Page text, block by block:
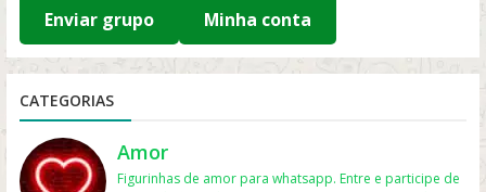
Enviar grupo Minha conta
CATEGORIAS
Amor
Figurinhas de amor para whatsapp. Entre e participe de